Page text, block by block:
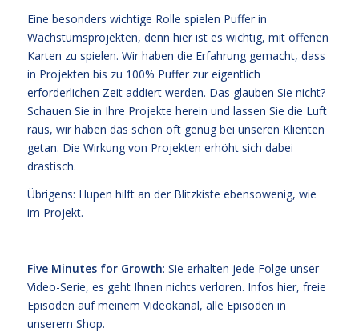
Eine besonders wichtige Rolle spielen Puffer in
Wachstumsprojekten, denn hier ist es wichtig, mit offenen
Karten zu spielen. Wir haben die Erfahrung gemacht, dass
in Projekten bis zu 100% Puffer zur eigentlich
erforderlichen Zeit addiert werden. Das glauben Sie nicht?
Schauen Sie in Ihre Projekte herein und lassen Sie die Luft
raus, wir haben das schon oft genug bei unseren Klienten
getan. Die Wirkung von Projekten erhöht sich dabei
drastisch.
Übrigens: Hupen hilft an der Blitzkiste ebensowenig, wie
im Projekt.
—
Five Minutes for Growth: Sie erhalten jede Folge unser
Video-Serie, es geht Ihnen nichts verloren. Infos hier, freie
Episoden auf meinem Videokanal, alle Episoden in
unserem Shop.